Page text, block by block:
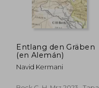
Entlang den Gräben
(en Alemán)
Navid Kermani